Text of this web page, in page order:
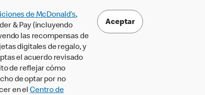
de McDonald’s,
& Pay (incluyendo
las recompensas de
digitales de regalo, y
el acuerdo revisado
de reflejar cómo
de optar por no
en el Centro de
Aceptar